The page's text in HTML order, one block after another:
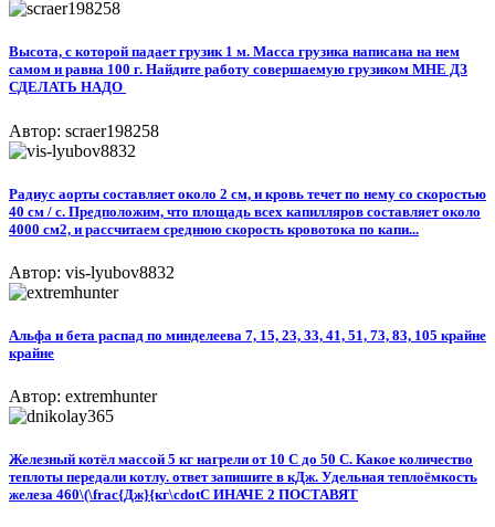
Высота, с которой падает грузик 1 м. Масса грузика написана на нем
самом и равна 100 г. Найдите работу совершаемую грузиком МНЕ ДЗ
СДЕЛАТЬ НАДО ​
Автор: scraer198258
Радиус аорты составляет около 2 см, и кровь течет по нему со скоростью
40 см / с. Предположим, что площадь всех капилляров составляет около
4000 см2, и рассчитаем среднюю скорость кровотока по капи...
Автор: vis-lyubov8832
Альфа и бета распад по минделеева 7, 15, 23, 33, 41, 51, 73, 83, 105 крайне
крайне​
Автор: extremhunter
Железный котёл массой 5 кг нагрели от 10 С до 50 С. Какое количество
теплоты передали котлу. ответ запишите в кДж. Удельная теплоёмкость
железа 460\(\frac{Дж}{кг\cdotС ИНАЧЕ 2 ПОСТАВЯТ